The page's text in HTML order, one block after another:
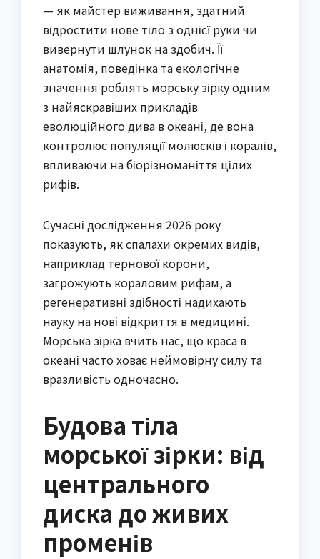
— як майстер виживання, здатний
відростити нове тіло з однієї руки чи
вивернути шлунок на здобич. Її
анатомія, поведінка та екологічне
значення роблять морську зірку одним
з найяскравіших прикладів
еволюційного дива в океані, де вона
контролює популяції молюсків і коралів,
впливаючи на біорізноманіття цілих
рифів.
Сучасні дослідження 2026 року
показують, як спалахи окремих видів,
наприклад тернової корони,
загрожують кораловим рифам, а
регенеративні здібності надихають
науку на нові відкриття в медицині.
Морська зірка вчить нас, що краса в
океані часто ховає неймовірну силу та
вразливість одночасно.
Будова тіла
морської зірки: від
центрального
диска до живих
променів